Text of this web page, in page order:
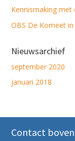
Kennismaking met
OBS De Komeet
Nieuwsarchief
september 2020
januari 2018
Contact